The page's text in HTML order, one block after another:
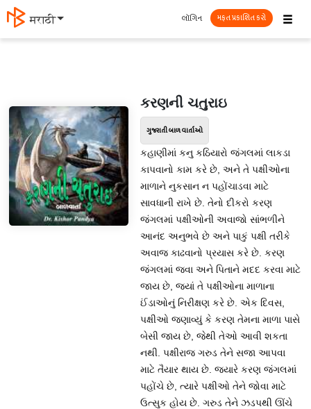
मराठी ☰
લૉગિન મફત પ્રકાશિત કરો
કરણની ચતુરાઇ
ગુજરાતી બાળ વાર્તાઓ
કહાણીમાં કનુ કઠિયારો જંગલમાં લાકડા
કાપવાનો કામ કરે છે, અને તે પક્ષીઓના
માળાને નુકસાન ન પહોંચાડવા માટે
સાવધાની રાખે છે. તેનો દીકરો કરણ
જંગલમાં પક્ષીઓની અવાજો સાંભળીને
આનંદ અનુભવે છે અને પાકું પક્ષી તરીકે
અવાજ કાઢવાનો પ્રયાસ કરે છે. કરણ
જંગલમાં જવા અને પિતાને મદદ કરવા માટે
જાય છે, જ્યાં તે પક્ષીઓના માળાના
ઈંડાઓનું નિરીક્ષણ કરે છે. એક દિવસ,
પક્ષીઓ જણાવ્યું કે કરણ તેમના માળા પાસે
બેસી જાય છે, જેથી તેઓ આવી શકતા
નથી. પક્ષીરાજ ગરુડ તેને સજા આપવા
માટે તૈયાર થાય છે. જ્યારે કરણ જંગલમાં
પહોંચે છે, ત્યારે પક્ષીઓ તેને જોવા માટે
ઉત્સુક હોય છે. ગરુડ તેને ઝડપથી ઊંચે